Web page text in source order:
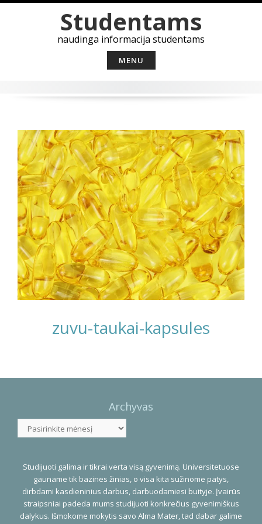
to
content
Studentams
naudinga informacija studentams
MENU
zuvu-taukai-kapsules
Navigation
Archyvas
Studijuoti galima ir tikrai verta visą gyvenimą. Universitetuose
gauname tik bazines žinias, o visa kita sužinome patys,
dirbdami kasdieninius darbus, darbuodamiesi buityje. Įvairūs
straipsniai padeda mums studijuoti konkrečius gyvenimiškus
dalykus. Išmokome mokytis savo Alma Mater, tad dabar galime